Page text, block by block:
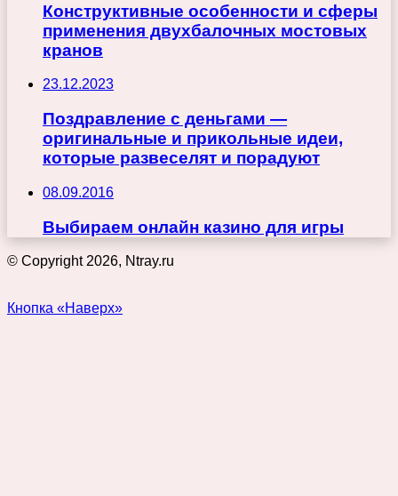
Конструктивные особенности и сферы
применения двухбалочных мостовых
кранов
23.12.2023
Поздравление с деньгами —
оригинальные и прикольные идеи,
которые развеселят и порадуют
08.09.2016
Выбираем онлайн казино для игры
© Copyright 2026, Ntray.ru
Кнопка «Наверх»